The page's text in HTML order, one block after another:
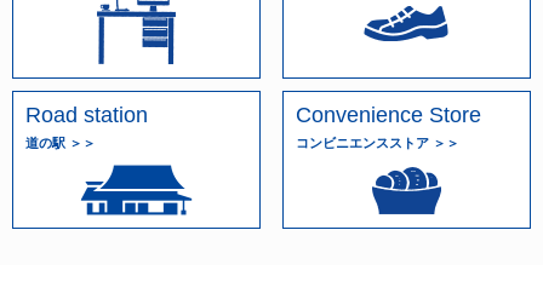
Road station
道の駅 ＞＞
Convenience Store
コンビニエンスストア ＞＞